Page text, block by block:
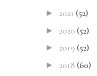
► 2021 (52)
► 2020 (52)
► 2019 (52)
► 2018 (60)